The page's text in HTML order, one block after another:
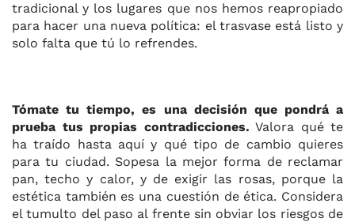
tradicional y los lugares que nos hemos reapropiado
para hacer una nueva política: el trasvase está listo y
solo falta que tú lo refrendes.
Tómate tu tiempo, es una decisión que pondrá a
prueba tus propias contradicciones. Valora qué te
ha traído hasta aquí y qué tipo de cambio quieres
para tu ciudad. Sopesa la mejor forma de reclamar
pan, techo y calor, y de exigir las rosas, porque la
estética también es una cuestión de ética. Considera
el tumulto del paso al frente sin obviar los riesgos de